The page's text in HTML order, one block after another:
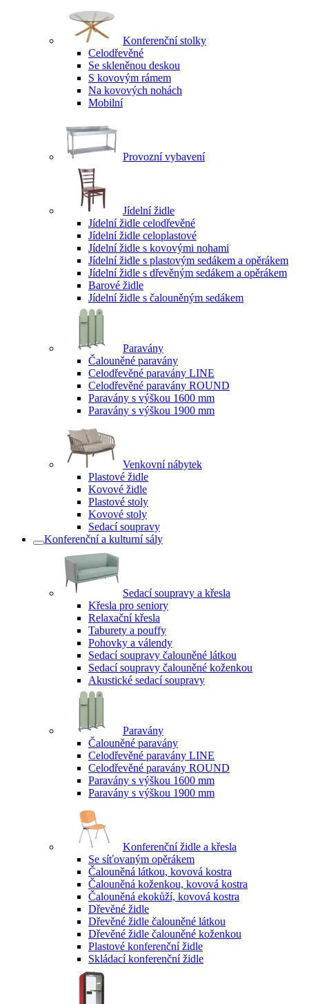
Konferenční stolky
Celodřevěné
Se skleněnou deskou
S kovovým rámem
Na kovových nohách
Mobilní
Provozní vybavení
Jídelní židle
Jídelní židle celodřevěné
Jídelní židle celoplastové
Jídelní židle s kovovými nohami
Jídelní židle s plastovým sedákem a opěrákem
Jídelní židle s dřevěným sedákem a opěrákem
Barové židle
Jídelní židle s čalouněným sedákem
Paravány
Čalouněné paravány
Celodřevěné paravány LINE
Celodřevěné paravány ROUND
Paravány s výškou 1600 mm
Paravány s výškou 1900 mm
Venkovní nábytek
Plastové židle
Kovové židle
Plastové stoly
Kovové stoly
Sedací soupravy
Konferenční a kulturní sály
Sedací soupravy a křesla
Křesla pro seniory
Relaxační křesla
Taburety a pouffy
Pohovky a válendy
Sedací soupravy čalouněné látkou
Sedací soupravy čalouněné koženkou
Akustické sedací soupravy
Paravány
Čalouněné paravány
Celodřevěné paravány LINE
Celodřevěné paravány ROUND
Paravány s výškou 1600 mm
Paravány s výškou 1900 mm
Konferenční židle a křesla
Se síťovaným opěrákem
Čalouněná látkou, kovová kostra
Čalouněná koženkou, kovová kostra
Čalouněná ekokůží, kovová kostra
Dřevěné židle
Dřevěné židle čalouněné látkou
Dřevěné židle čalouněné koženkou
Plastové konferenční židle
Skládací konferenční židle